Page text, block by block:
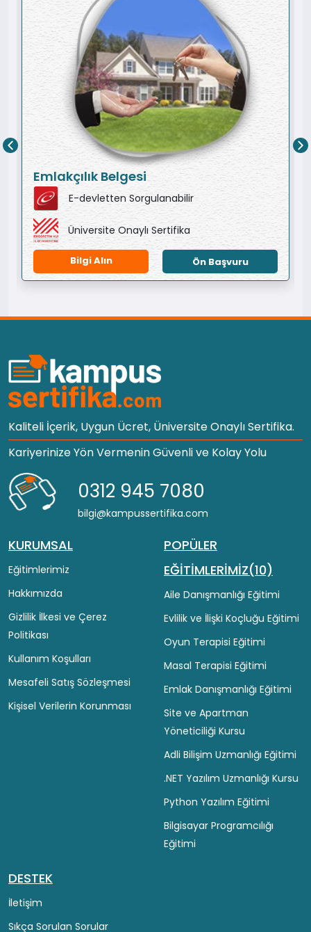
Emlakçılık Belgesi
E-devletten Sorgulanabilir
Üniversite Onaylı Sertifika
Bilgi Alın Ön Başvuru
Kaliteli İçerik, Uygun Ücret, Üniversite Onaylı Sertifika.
Kariyerinize Yön Vermenin Güvenli ve Kolay Yolu
0312 945 7080
bilgi@kampussertifika.com
KURUMSAL
Eğitimlerimiz
Hakkımızda
Gizlilik İlkesi ve Çerez
Politikası
Kullanım Koşulları
Mesafeli Satış Sözleşmesi
Kişisel Verilerin Korunması
POPÜLER
EĞİTİMLERİMİZ(10)
Aile Danışmanlığı Eğitimi
Evlilik ve İlişki Koçluğu Eğitimi
Oyun Terapisi Eğitimi
Masal Terapisi Eğitimi
Emlak Danışmanlığı Eğitimi
Site ve Apartman
Yöneticiliği Kursu
Adli Bilişim Uzmanlığı Eğitimi
.NET Yazılım Uzmanlığı Kursu
Python Yazılım Eğitimi
Bilgisayar Programcılığı
Eğitimi
DESTEK
İletişim
Sıkça Sorulan Sorular